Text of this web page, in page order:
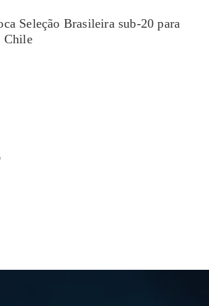
Seleção Brasileira sub-20 para
Chile